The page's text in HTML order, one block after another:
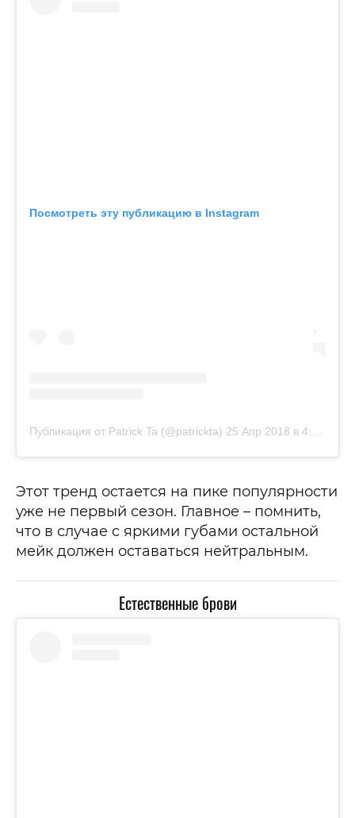
Посмотреть эту публикацию в Instagram
Публикация от Patrick Ta (@patrickta) 25 Апр 2018 в 4:31 PDT
Этот тренд остается на пике популярности
уже не первый сезон. Главное – помнить,
что в случае с яркими губами остальной
мейк должен оставаться нейтральным.
Естественные брови